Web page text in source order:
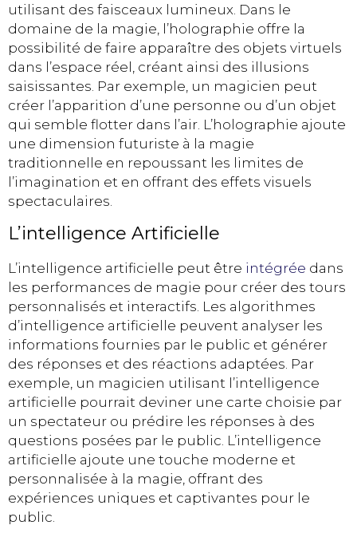
utilisant des faisceaux lumineux. Dans le
domaine de la magie, l’holographie offre la
possibilité de faire apparaître des objets virtuels
dans l’espace réel, créant ainsi des illusions
saisissantes. Par exemple, un magicien peut
créer l’apparition d’une personne ou d’un objet
qui semble flotter dans l’air. L’holographie ajoute
une dimension futuriste à la magie
traditionnelle en repoussant les limites de
l’imagination et en offrant des effets visuels
spectaculaires.
L’intelligence Artificielle
L’intelligence artificielle peut être intégrée dans
les performances de magie pour créer des tours
personnalisés et interactifs. Les algorithmes
d’intelligence artificielle peuvent analyser les
informations fournies par le public et générer
des réponses et des réactions adaptées. Par
exemple, un magicien utilisant l’intelligence
artificielle pourrait deviner une carte choisie par
un spectateur ou prédire les réponses à des
questions posées par le public. L’intelligence
artificielle ajoute une touche moderne et
personnalisée à la magie, offrant des
expériences uniques et captivantes pour le
public.